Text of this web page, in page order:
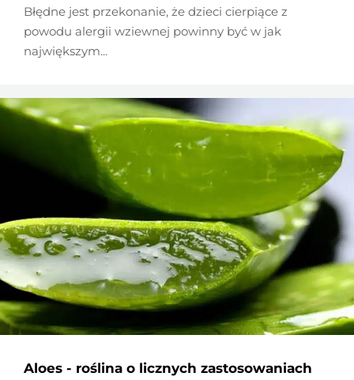
Błędne jest przekonanie, że dzieci cierpiące z
powodu alergii wziewnej powinny być w jak
największym...
Aloes - roślina o licznych zastosowaniach